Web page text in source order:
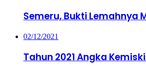
Semeru, Bukti Lemahnya
02/12/2021
Tahun 2021 Angka